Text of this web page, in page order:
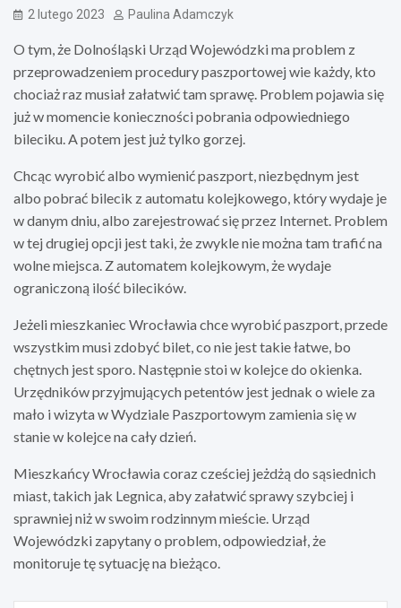
2 lutego 2023 Paulina Adamczyk
O tym, że Dolnośląski Urząd Wojewódzki ma problem z
przeprowadzeniem procedury paszportowej wie każdy, kto
chociaż raz musiał załatwić tam sprawę. Problem pojawia się
już w momencie konieczności pobrania odpowiedniego
bileciku. A potem jest już tylko gorzej.
Chcąc wyrobić albo wymienić paszport, niezbędnym jest
albo pobrać bilecik z automatu kolejkowego, który wydaje je
w danym dniu, albo zarejestrować się przez Internet. Problem
w tej drugiej opcji jest taki, że zwykle nie można tam trafić na
wolne miejsca. Z automatem kolejkowym, że wydaje
ograniczoną ilość bilecików.
Jeżeli mieszkaniec Wrocławia chce wyrobić paszport, przede
wszystkim musi zdobyć bilet, co nie jest takie łatwe, bo
chętnych jest sporo. Następnie stoi w kolejce do okienka.
Urzędników przyjmujących petentów jest jednak o wiele za
mało i wizyta w Wydziale Paszportowym zamienia się w
stanie w kolejce na cały dzień.
Mieszkańcy Wrocławia coraz cześciej jeżdżą do sąsiednich
miast, takich jak Legnica, aby załatwić sprawy szybciej i
sprawniej niż w swoim rodzinnym mieście. Urząd
Wojewódzki zapytany o problem, odpowiedział, że
monitoruje tę sytuację na bieżąco.